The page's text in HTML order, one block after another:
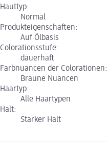
Hauttyp:
Normal
Produkteigenschaften:
Auf Ölbasis
Colorationsstufe:
dauerhaft
Farbnuancen der Colorationen:
Braune Nuancen
Haartyp:
Alle Haartypen
Halt:
Starker Halt